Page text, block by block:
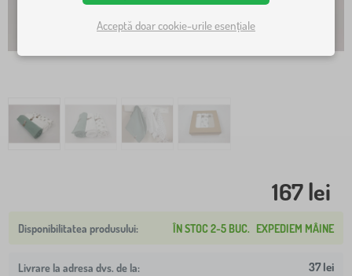
167 lei
ÎN STOC 2-5 BUC. EXPEDIEM MÂINE
Livrare la adresa dvs. de la: 37 lei
Acceptă doar cookie-urile esențiale